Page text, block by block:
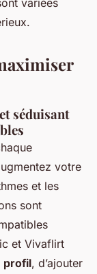
séduisant
votre
et les
sont
et Vivaflirt
profil, d’ajouter